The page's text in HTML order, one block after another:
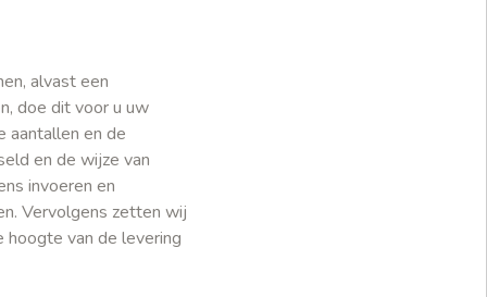
alvast een
doe dit voor u uw
aantallen en de
en de wijze van
invoeren en
Vervolgens zetten wij
hoogte van de levering